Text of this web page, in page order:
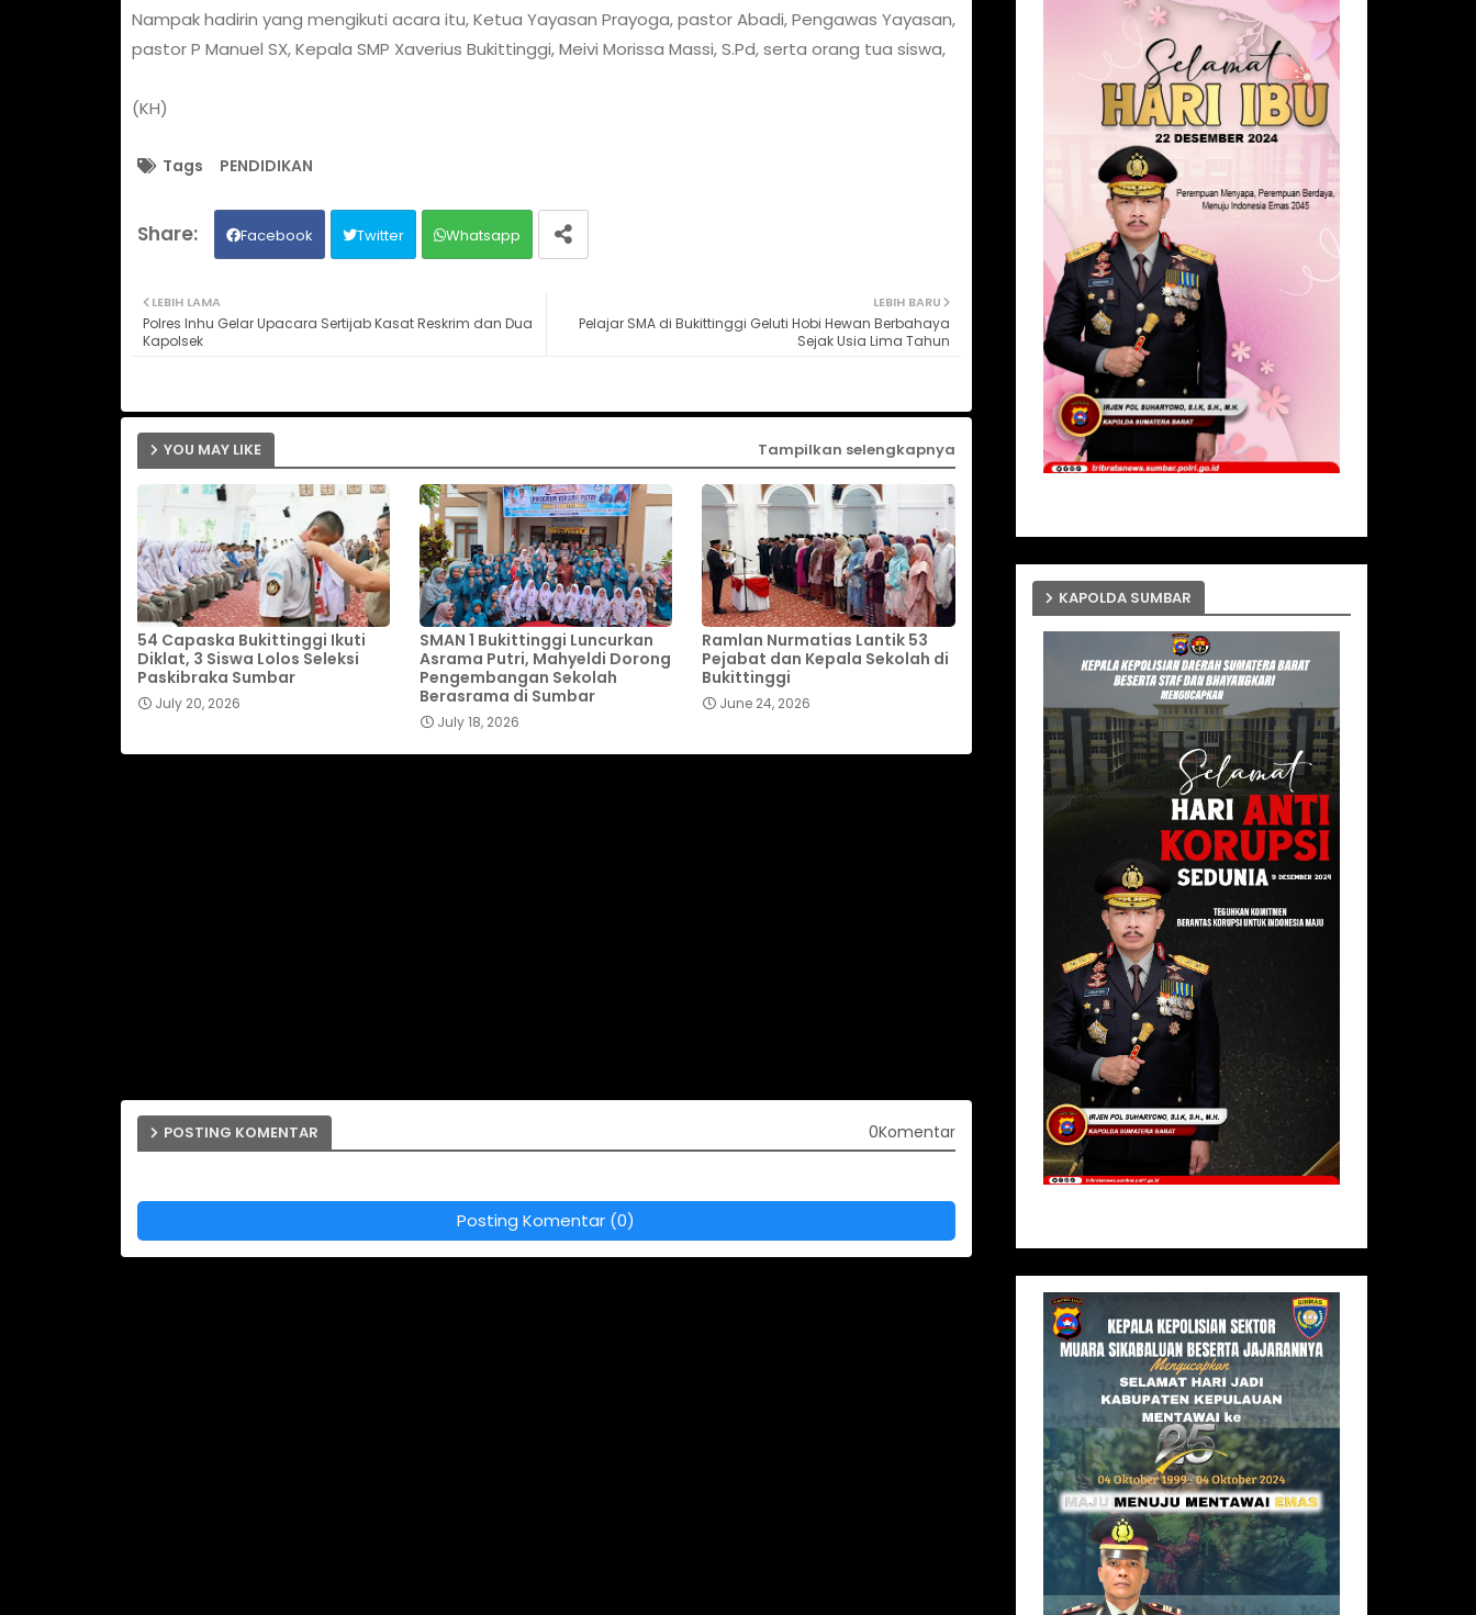
Nampak hadirin yang mengikuti acara itu, Ketua Yayasan Prayoga, pastor Abadi, Pengawas Yayasan,
pastor P Manuel SX, Kepala SMP Xaverius Bukittinggi, Meivi Morissa Massi, S.Pd, serta orang tua siswa,
(KH)
Tags PENDIDIKAN
Facebook Twitter Whatsapp
LEBIH BARU
Pelajar SMA di Bukittinggi Geluti Hobi Hewan Berbahaya
Sejak Usia Lima Tahun
LEBIH LAMA
Polres Inhu Gelar Upacara Sertijab Kasat Reskrim dan Dua
Kapolsek
YOU MAY LIKE Tampilkan selengkapnya
54 Capaska Bukittinggi Ikuti
Diklat, 3 Siswa Lolos Seleksi
Paskibraka Sumbar
July 20, 2026
SMAN 1 Bukittinggi Luncurkan
Asrama Putri, Mahyeldi Dorong
Pengembangan Sekolah
Berasrama di Sumbar
July 18, 2026
Ramlan Nurmatias Lantik 53
Pejabat dan Kepala Sekolah di
Bukittinggi
June 24, 2026
POSTING KOMENTAR 0Komentar
Posting Komentar (0)
KAPOLDA SUMBAR